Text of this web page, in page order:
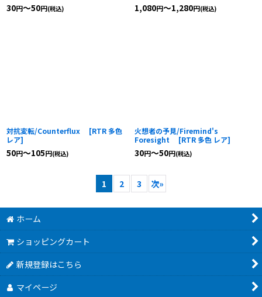
30円～50円(税込) 1,080円～1,280円(税込)
対抗変転/Counterflux [RTR 多色
レア]
50円～105円(税込)
火想者の予見/Firemind's
Foresight
[RTR 多色 レア]
30円～50円(税込)
1 2 3 次»
ホーム
ショッピングカート
新規登録はこちら
マイページ